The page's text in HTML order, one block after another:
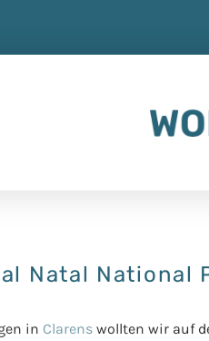
Natal National
in Clarens wollten wir auf